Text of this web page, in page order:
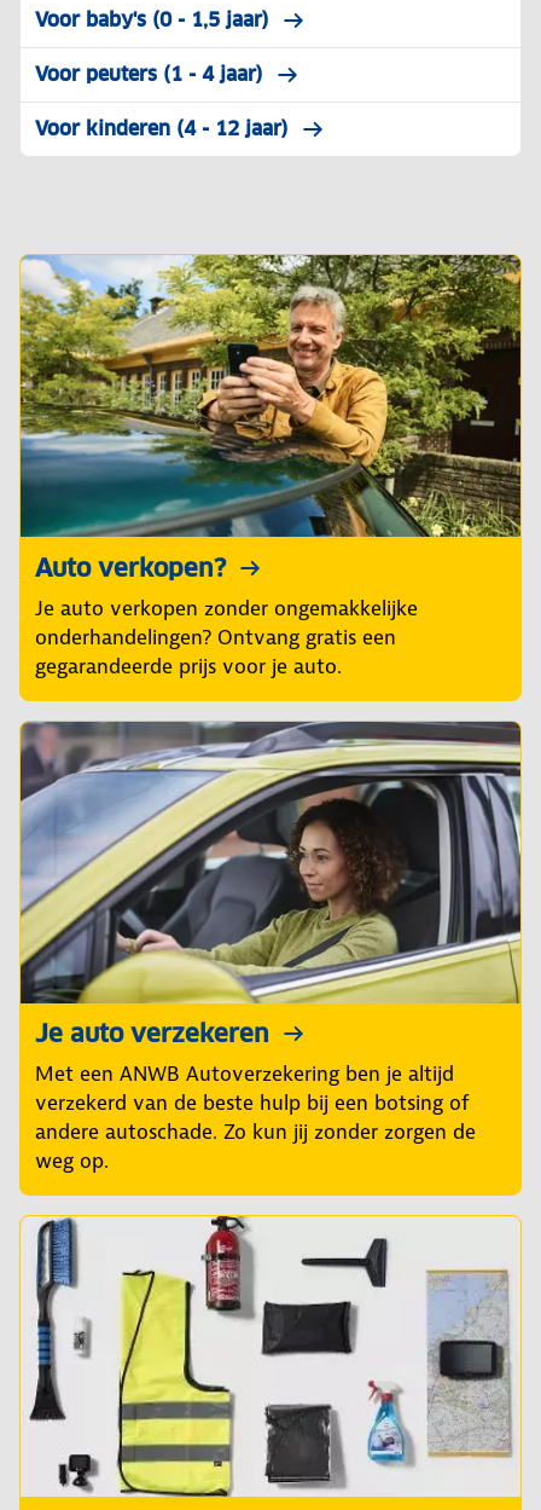
Voor baby's (0 - 1,5 jaar)
Voor peuters (1 - 4 jaar)
Voor kinderen (4 - 12 jaar)
Auto verkopen?
Je auto verkopen zonder ongemakkelijke
onderhandelingen? Ontvang gratis een
gegarandeerde prijs voor je auto.
Je auto verzekeren
Met een ANWB Autoverzekering ben je altijd
verzekerd van de beste hulp bij een botsing of
andere autoschade. Zo kun jij zonder zorgen de
weg op.